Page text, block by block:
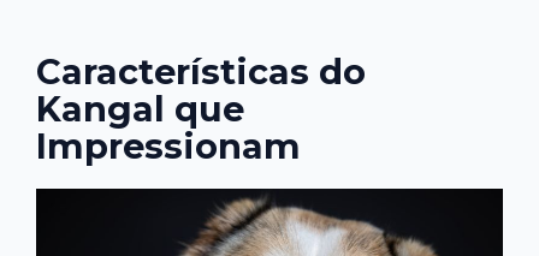
Características do
Kangal que
Impressionam